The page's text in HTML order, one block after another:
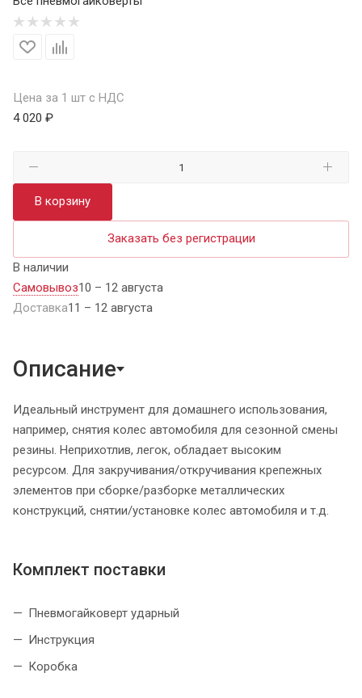
Цена за 1 шт с НДС
4 020 ₽
В корзину
Заказать без регистрации
В наличии
Самовывоз10 – 12 августа
Доставка11 – 12 августа
Описание
Идеальный инструмент для домашнего использования,
например, снятия колес автомобиля для сезонной смены
резины. Неприхотлив, легок, обладает высоким
ресурсом. Для закручивания/откручивания крепежных
элементов при сборке/разборке металлических
конструкций, снятии/установке колес автомобиля и т.д.
Комплект поставки
Пневмогайковерт ударный
Инструкция
Коробка